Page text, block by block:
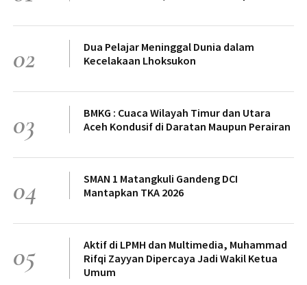
02
Dua Pelajar Meninggal Dunia dalam
Kecelakaan Lhoksukon
03
BMKG : Cuaca Wilayah Timur dan Utara
Aceh Kondusif di Daratan Maupun Perairan
04
SMAN 1 Matangkuli Gandeng DCI
Mantapkan TKA 2026
05
Aktif di LPMH dan Multimedia, Muhammad
Rifqi Zayyan Dipercaya Jadi Wakil Ketua
Umum